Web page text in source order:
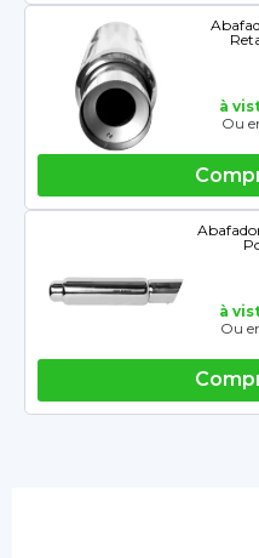
à
Ou
à
Ou